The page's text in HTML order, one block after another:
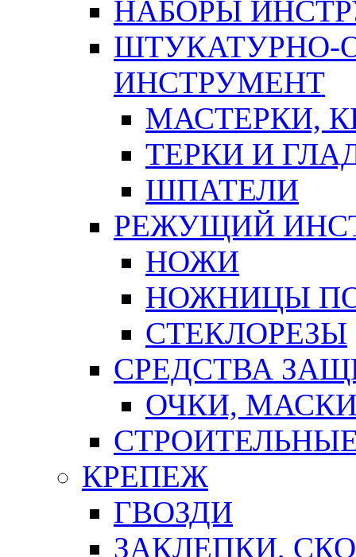
НАБОРЫ
ШТУКАТУРНО-
ИНСТРУМЕНТ
МАСТЕРКИ,
ТЕРКИ И
ШПАТЕЛИ
РЕЖУЩИЙ
НОЖИ
НОЖНИЦЫ
СТЕКЛОРЕЗЫ
СРЕДСТВА
ОЧКИ,
КРЕПЕЖ
ГВОЗДИ
ЗАКЛЕПКИ,